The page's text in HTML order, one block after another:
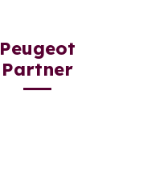
Peugeot
Partner